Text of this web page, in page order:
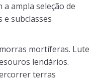
ampla seleção de
e subclasses
mortíferas. Lute
lendários.
terras